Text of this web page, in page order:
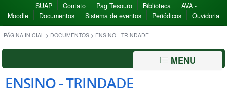
SUAP Contato Pag Tesouro Biblioteca
AVA -
Moodle
Documentos Sistema de eventos Periódicos Ouvidoria
PÁGINA INICIAL > DOCUMENTOS > ENSINO - TRINDADE
MENU
ENSINO - TRINDADE